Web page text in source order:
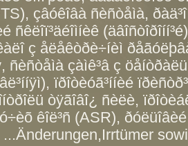
çâóêîâà ñèñòåìà,
ñêëîï³äéîìíèê
ç åëåêòðè÷íèì
ñèñòåìà çàìê³â ç
ïðîòèóã³ííèé
òÿãîâî¿ ñèëè,
êîë³ñ (ASR),